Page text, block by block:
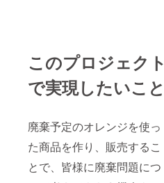
このプロジェクト
で実現したいこと
廃棄予定のオレンジを使っ
た商品を作り、販売するこ
とで、皆様に廃棄問題につ